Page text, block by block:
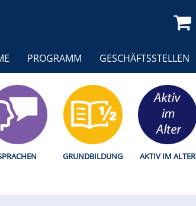
PROGRAMM GESCHÄFTSSTELLEN
GRUNDBILDUNG AKTIV IM ALTER